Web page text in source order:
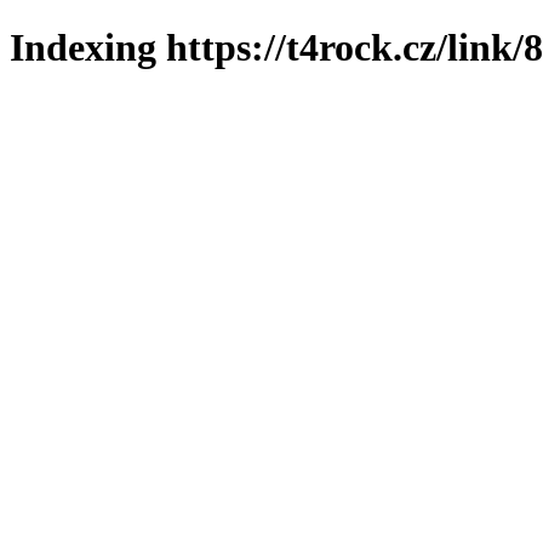
Indexing https://t4rock.cz/link/